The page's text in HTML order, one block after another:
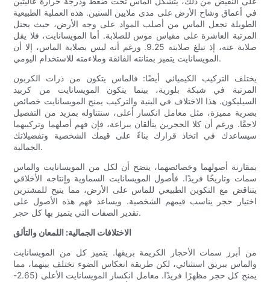
في أعماق وشاح الأرض على مدى ملايين السنين. هذه العملية الطبيعية
الطويلة تجعل الماس من أصلب المواد على وجه الأرض، حيث يحتل
المرتبة العاشرة على مقياس موس للصلابة. أما المويسانايت، فلا يقل
صلابة عنه، إذ تبلغ صلابته 9.25. ورغم أنه ليس بصلابة الماس، إلا أن
المويسانايت يتميز بمتانته الفائقة وملاءمته للاستخدام اليومي.
يختلف التركيب الكيميائي أيضًا: فالماس يتكون من ذرات الكربون
المرتبة في شبكة بلورية، بينما يتكون المويسانايت من كربيد
السيليكون. هذا الاختلاف في البنية والتركيب يمنح المويسانايت خصائص
بصرية مميزة، مثل معامل انكسار أعلى، سنتناوله بمزيد من التفصيل
لاحقًا. ورغم أن كلا الحجرين يتألقان ببراعة، فإن فهم أصلهما وتركيبهما
سيساعدك في اتخاذ قرارك بناءً على قيمك الشخصية وتفضيلاتك
الجمالية.
بمقارنة أصولهما وخصائصهما، يتضح أن لكل من المويسانايت والماس
سمات وتاريخًا فريدًا. فأصول المويسانايت السماوية وإنتاجه الأخلاقي
يتناقض مع التكوين الطبيعي للماس على الأرض، مما يتيح للمشترين
اختيار حجر يناسب قيمهم الشخصية. ويساعد فهم هذه الأصول على
تقدير الصفات التي يتميز بها كل حجر.
الاختلافات الجمالية: اللمعان والتألق
من أبرز سمات الأحجار الكريمة بريقها. يتميز كل من المويسانايت
والماس ببريق استثنائي، لكن طريقة انعكاس الضوء تختلف بينهما، مما
يمنح كل حجر مظهرًا فريدًا. معامل انكسار المويسانايت الأعلى (2.65-